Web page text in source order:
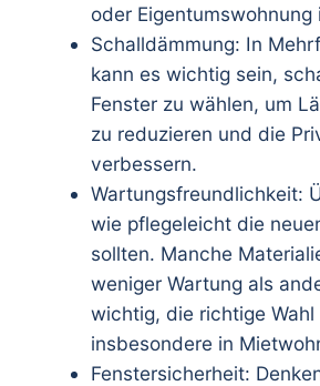
oder Eigentumswohnung
Schalldämmung: In
kann es wichtig sein,
Fenster zu wählen, um
zu reduzieren und die
verbessern.
Wartungsfreundlichkeit:
wie pflegeleicht die
sollten. Manche
weniger Wartung als
wichtig, die richtige
insbesondere in
Fenstersicherheit: